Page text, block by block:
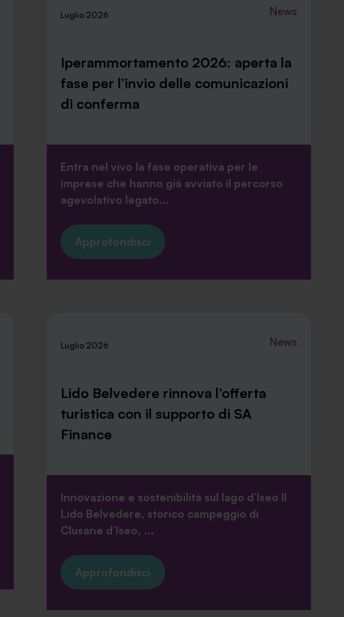
Luglio 2026 News
Iperammortamento 2026: aperta la
fase per l’invio delle comunicazioni
di conferma
Entra nel vivo la fase operativa per le
imprese che hanno già avviato il percorso
agevolativo legato...
Approfondisci
Luglio 2026 News
Lido Belvedere rinnova l’offerta
turistica con il supporto di SA
Finance
Innovazione e sostenibilità sul lago d’Iseo Il
Lido Belvedere, storico campeggio di
Clusane d’Iseo, ...
Approfondisci